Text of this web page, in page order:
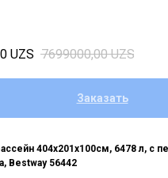
UZS 7699000,00 UZS
Заказать
404х201х100см, 6478 л, с
Bestway 56442